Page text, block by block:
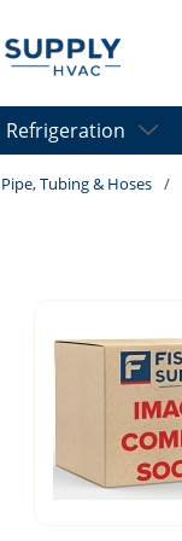
Refrigeration
Pipe, Tubing & Hoses /